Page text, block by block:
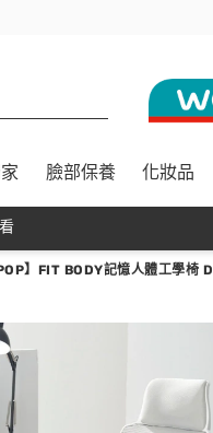
臉部保養 化妝品
】FIT BODY記憶人體工學椅